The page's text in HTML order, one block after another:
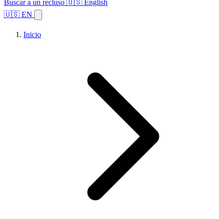
Buscar a un recluso 🇺🇸 English
🇺🇸 EN
Inicio